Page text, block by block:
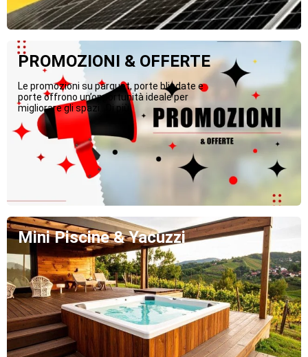
PROMOZIONI & OFFERTE
Le promozioni su parquet, porte blindate e
porte offrono un’opportunità ideale per
migliorare gli spazi...Di più
Mini Piscine & Yacuzzi